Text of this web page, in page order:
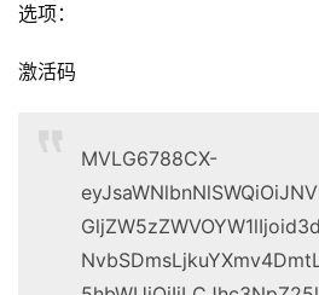
选项：
激活码
MVLG6788CX-